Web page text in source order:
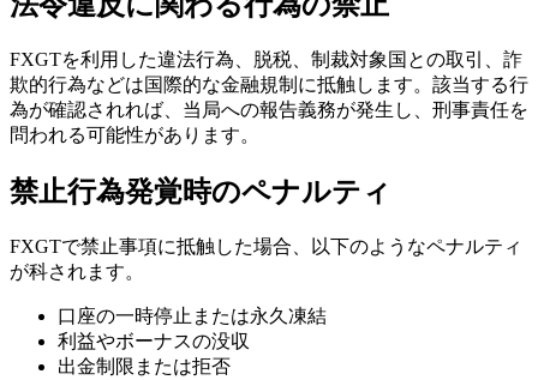
FXGTを利用した違法行為、脱税、制裁対象国との取引、詐
欺的行為などは国際的な金融規制に抵触します。該当する行
為が確認されれば、当局への報告義務が発生し、刑事責任を
問われる可能性があります。
禁止行為発覚時のペナルティ
FXGTで禁止事項に抵触した場合、以下のようなペナルティ
が科されます。
口座の一時停止または永久凍結
利益やボーナスの没収
出金制限または拒否